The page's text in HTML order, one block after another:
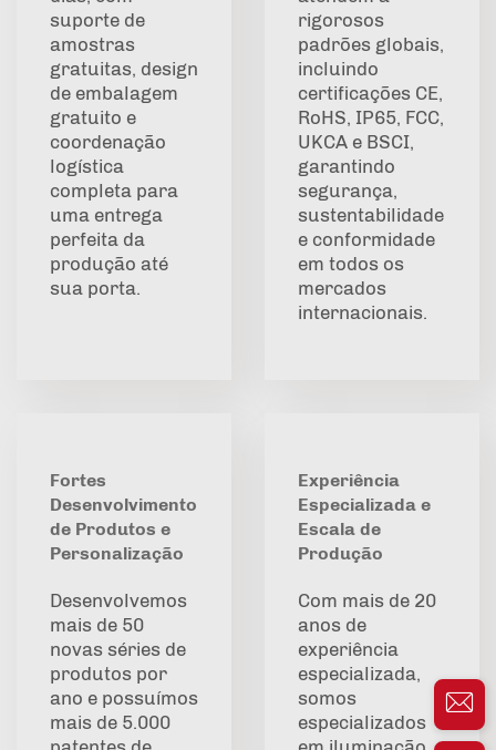
suporte de
amostras
gratuitas, design
de embalagem
gratuito e
coordenação
logística
completa para
uma entrega
perfeita da
produção até
sua porta.
rigorosos
padrões globais,
incluindo
certificações CE,
RoHS, IP65, FCC,
UKCA e BSCI,
garantindo
segurança,
sustentabilidade
e conformidade
em todos os
mercados
internacionais.
Fortes
Desenvolvimento
de Produtos e
Personalização
Desenvolvemos
mais de 50
novas séries de
produtos por
ano e possuímos
mais de 5.000
Experiência
Especializada e
Escala de
Produção
Com mais de 20
anos de
experiência
especializada,
somos
especializados